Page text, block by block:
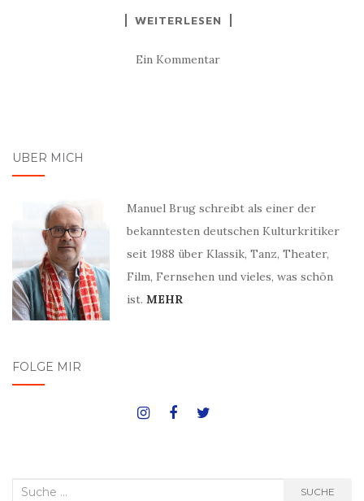
WEITERLESEN
Ein Kommentar
ÜBER MICH
Manuel Brug schreibt als einer der
bekanntesten deutschen Kulturkritiker
seit 1988 über Klassik, Tanz, Theater,
Film, Fernsehen und vieles, was schön
ist. MEHR
FOLGE MIR
Suche
SUCHE